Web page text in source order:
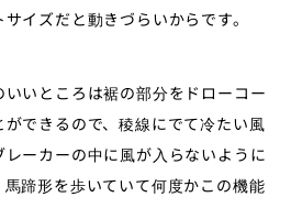
イズだと動きづらいからです。
いところは裾の部分をドローコー
できるので、稜線にでて冷たい風
ーカーの中に風が入らないように
蹄形を歩いていて何度かこの機能